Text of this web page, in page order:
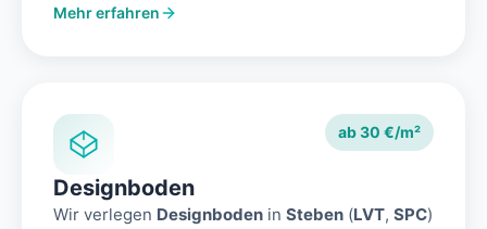
Mehr erfahren
ab 30 €/m²
Designboden
Wir verlegen Designboden in Steben (LVT, SPC)